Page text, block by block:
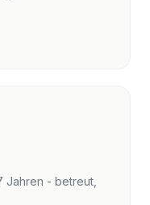
Jahren - betreut,